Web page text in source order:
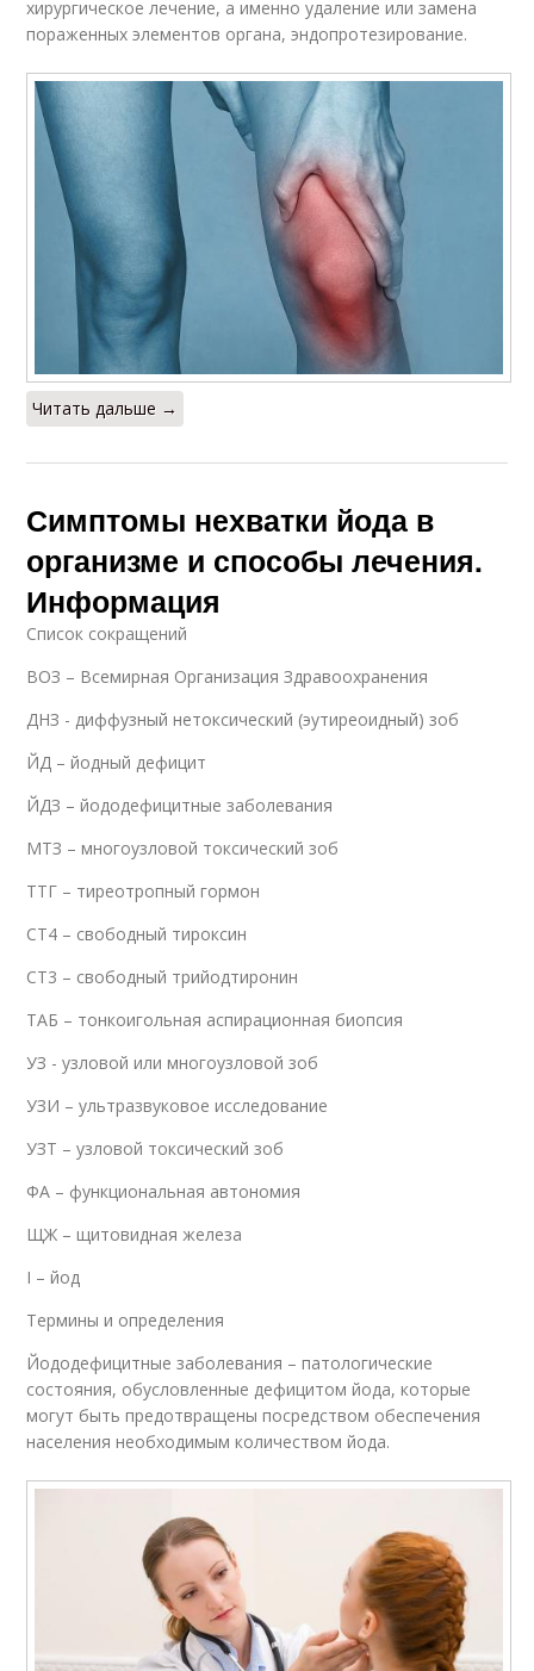
хирургическое лечение, а именно удаление или замена
пораженных элементов органа, эндопротезирование.
Читать дальше →
Симптомы нехватки йода в
организме и способы лечения.
Информация
Список сокращений
ВОЗ – Всемирная Организация Здравоохранения
ДНЗ - диффузный нетоксический (эутиреоидный) зоб
ЙД – йодный дефицит
ЙДЗ – йододефицитные заболевания
МТЗ – многоузловой токсический зоб
ТТГ – тиреотропный гормон
СТ4 – свободный тироксин
СТ3 – свободный трийодтиронин
ТАБ – тонкоигольная аспирационная биопсия
УЗ - узловой или многоузловой зоб
УЗИ – ультразвуковое исследование
УЗТ – узловой токсический зоб
ФА – функциональная автономия
ЩЖ – щитовидная железа
I – йод
Термины и определения
Йододефицитные заболевания – патологические
состояния, обусловленные дефицитом йода, которые
могут быть предотвращены посредством обеспечения
населения необходимым количеством йода.